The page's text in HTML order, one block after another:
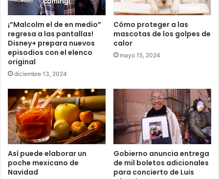
¡”Malcolm el de en medio”
regresa a las pantallas!
Disney+ prepara nuevos
episodios con el elenco
original
diciembre 13, 2024
Cómo proteger a las
mascotas de los golpes de
calor
mayo 15, 2024
Así puede elaborar un
poche mexicano de
Navidad
Gobierno anuncia entrega
de mil boletos adicionales
para concierto de Luis